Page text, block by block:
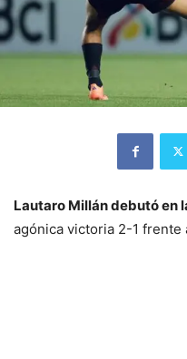
Lautaro Millán debutó en
agónica victoria 2-1 frente